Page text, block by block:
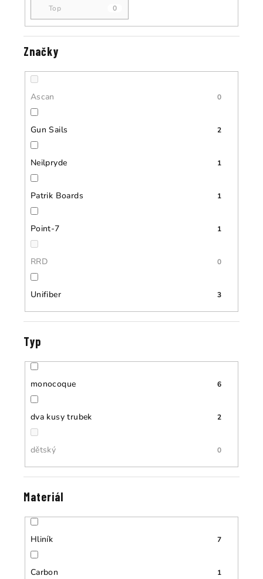
Top 0
Značky
Ascan 0
Gun Sails 2
Neilpryde 1
Patrik Boards 1
Point-7 1
RRD 0
Unifiber 3
Typ
monocoque 6
dva kusy trubek 2
dětský 0
Materiál
Hliník 7
Carbon 1